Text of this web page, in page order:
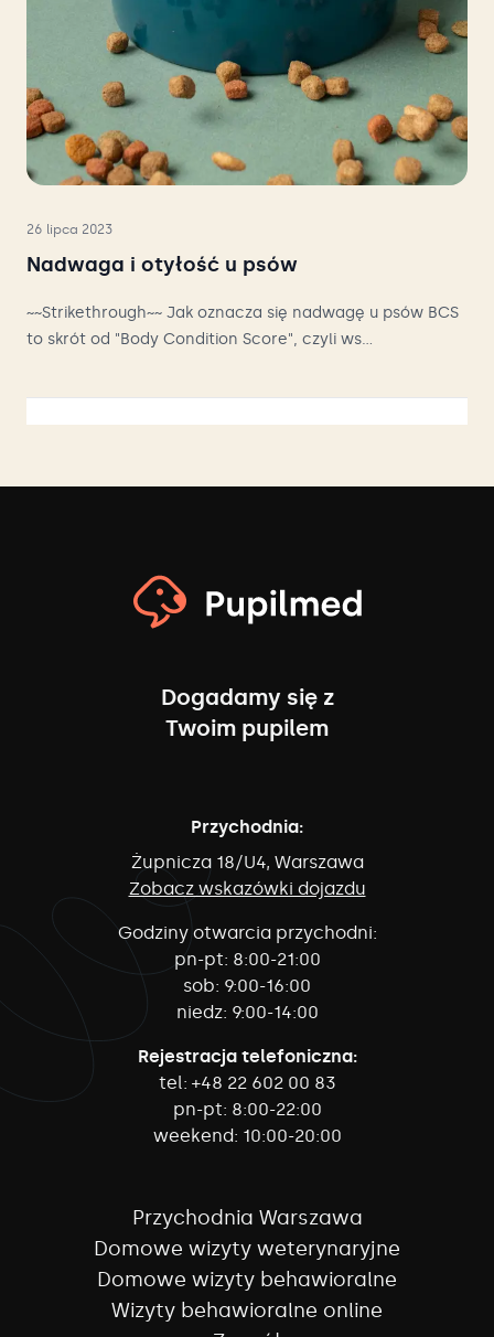
26 lipca 2023
Nadwaga i otyłość u psów
~~Strikethrough~~ Jak oznacza się nadwagę u psów BCS
to skrót od "Body Condition Score", czyli ws...
Dogadamy się z
Twoim pupilem
Przychodnia:
Żupnicza 18/U4, Warszawa
Zobacz wskazówki dojazdu
Godziny otwarcia przychodni:
pn-pt: 8:00-21:00
sob: 9:00-16:00
niedz: 9:00-14:00
Rejestracja telefoniczna:
tel: +48 22 602 00 83
pn-pt: 8:00-22:00
weekend: 10:00-20:00
Przychodnia Warszawa
Domowe wizyty weterynaryjne
Domowe wizyty behawioralne
Wizyty behawioralne online